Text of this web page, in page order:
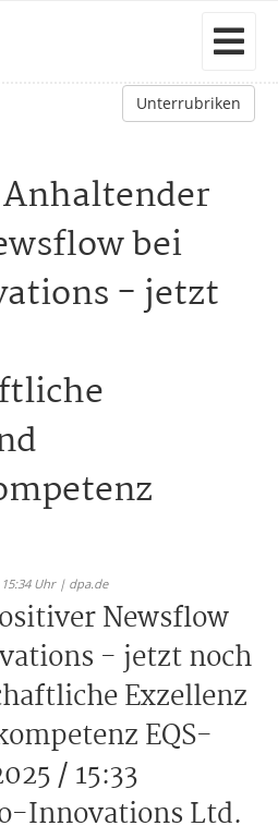
Unterrubriken
bei
- jetzt
Uhr | dpa.de
Newsflow
- jetzt noch
Exzellenz
EQS-
/ 15:33
Innovations Ltd.